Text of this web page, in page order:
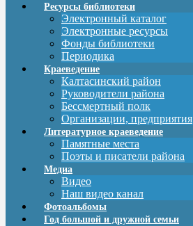
Ресурсы библиотеки
Электронный каталог
Электронные ресурсы
Фонды библиотеки
Периодика
Краеведение
Калтасинский район
Руководители района
Бессмертный полк
Организации, предприятия
Литературное краеведение
Памятные места
Поэты и писатели района
Медиа
Видео
Наш видео канал
Фотоальбомы
Год большой и дружной семьи